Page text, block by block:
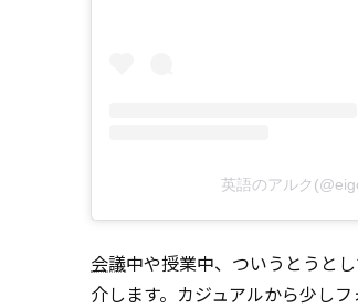
英語のアルク
会議中や授業中、ついうとうと
介します。カジュアルから少し